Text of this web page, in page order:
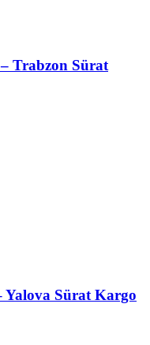
Trabzon Sürat
Yalova Sürat Kargo